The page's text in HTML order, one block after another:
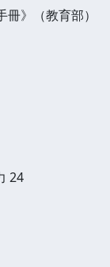
》（教育部）
24